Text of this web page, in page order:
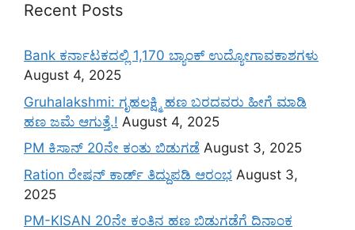
Recent Posts
Bank ಕರ್ನಾಟಕದಲ್ಲಿ 1,170 ಬ್ಯಾಂಕ್ ಉದ್ಯೋಗಾವಕಾಶಗಳು
August 4, 2025
Gruhalakshmi: ಗೃಹಲಕ್ಷ್ಮಿ ಹಣ ಬರದವರು ಹೀಗೆ ಮಾಡಿ
ಹಣ ಜಮೆ‌ ಆಗುತ್ತೆ.! August 4, 2025
PM ಕಿಸಾನ್ 20ನೇ ಕಂತು ಬಿಡುಗಡೆ August 3, 2025
Ration ರೇಷನ್ ಕಾರ್ಡ್ ತಿದ್ದುಪಡಿ ಆರಂಭ August 3,
2025
PM-KISAN 20ನೇ ಕಂತಿನ ಹಣ ಬಿಡುಗಡೆಗೆ ದಿನಾಂಕ